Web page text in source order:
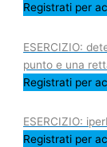
Registrati per
ESERCIZIO:
punto e una
Registrati per
ESERCIZIO:
Registrati per